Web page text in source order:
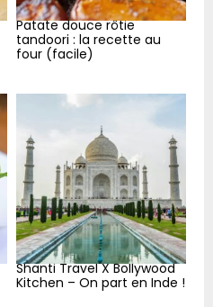
Patate douce rôtie
tandoori : la recette au
four (facile)
Shanti Travel X Bollywood
Kitchen – On part en Inde !